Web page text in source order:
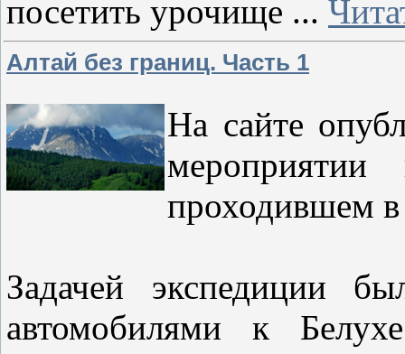
посетить урочище ...
Алтай без границ. Часть 1
На сайте
проходившем
Задачей экспедиции
автомобилями к